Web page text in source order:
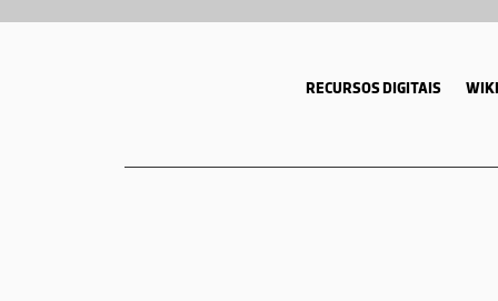
RECURSOS DIGITAIS